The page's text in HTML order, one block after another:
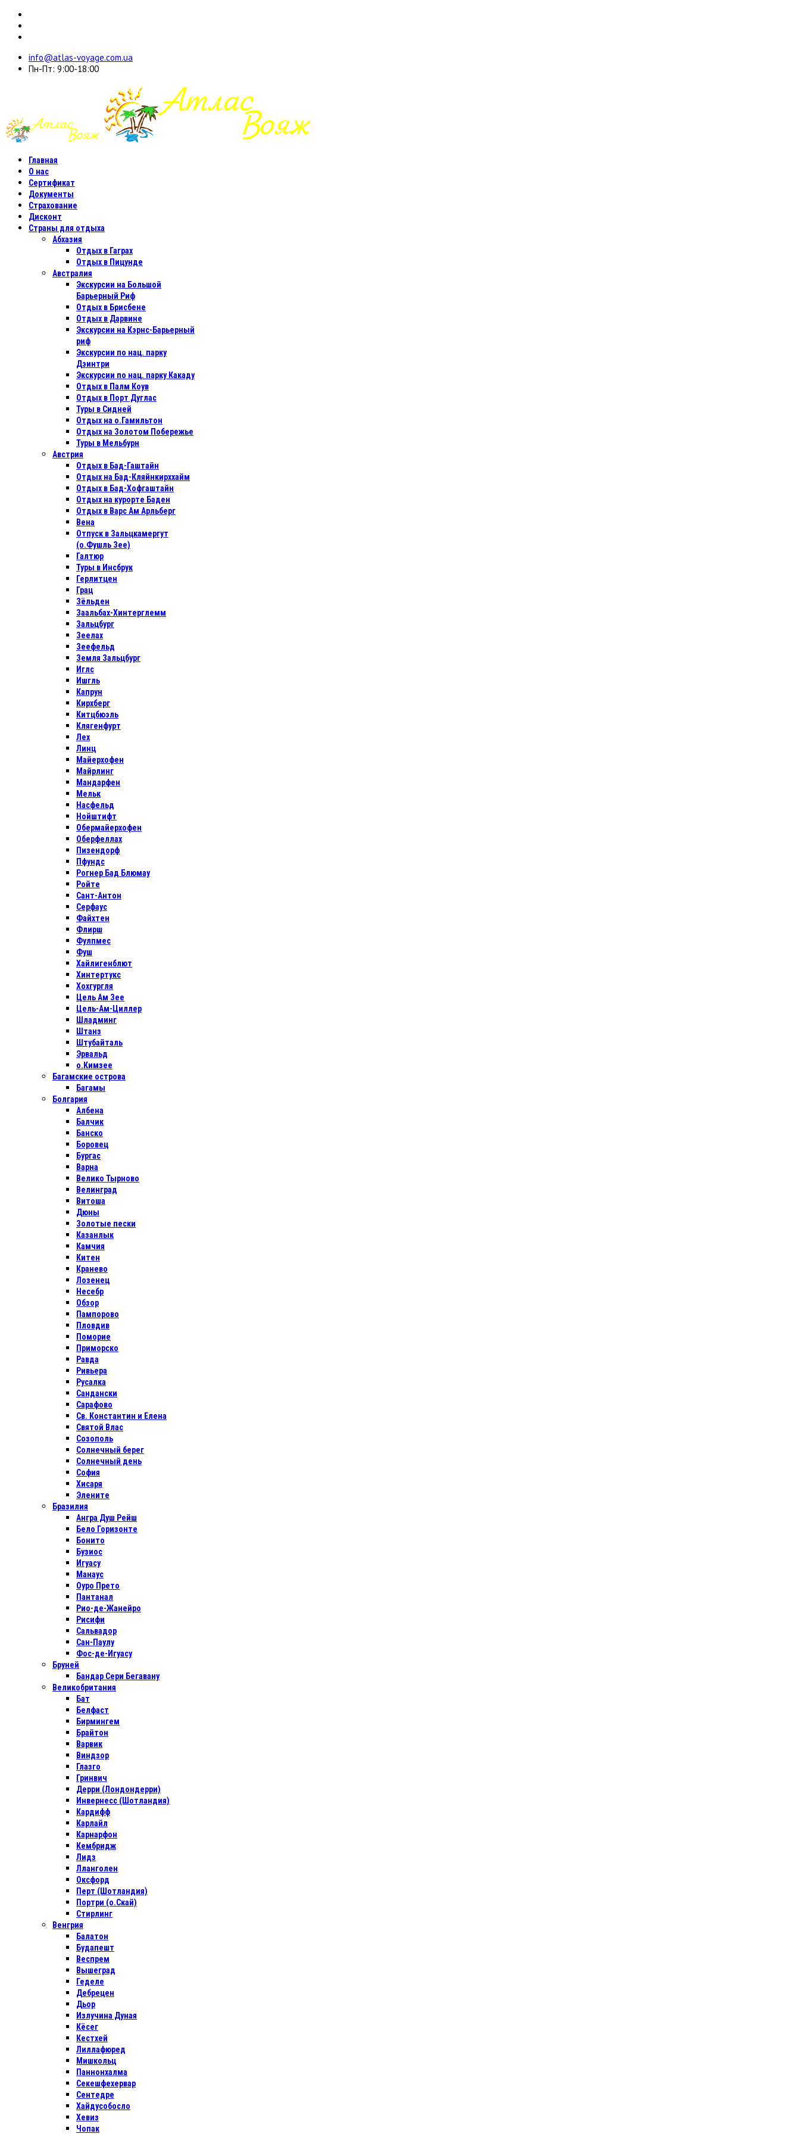
info@atlas-voyage.com.ua
Пн-Пт: 9:00-18:00
Главная
О нас
Сертификат
Документы
Страхование
Дисконт
Страны для отдыха
Абхазия
Отдых в Гаграх
Отдых в Пицунде
Австралия
Экскурсии на Большой
Барьерный Риф
Отдых в Бриcбене
Отдых в Дарвине
Экскурсии на Кэрнс-Барьерный
риф
Экскурсии по нац. парку
Дэинтри
Экскурсии по нац. парку Какаду
Отдых в Палм Коув
Отдых в Порт Дуглас
Туры в Сидней
Отдых на о.Гамильтон
Отдых на Золотом Побережье
Туры в Мельбурн
Австрия
Отдых в Бад-Гаштайн
Отдых на Бад-Кляйнкирххайм
Отдых в Бад-Хофгаштайн
Отдых на курорте Баден
Отдых в Варс Ам Арльберг
Вена
Отпуск в Зальцкамергут
(о.Фушль Зее)
Галтюр
Туры в Инсбрук
Герлитцен
Грац
Зёльден
Заальбах-Хинтерглемм
Зальцбург
Зеелах
Зеефельд
Земля Зальцбург
Иглс
Ишгль
Капрун
Кирхберг
Китцбюэль
Клягенфурт
Лех
Линц
Майерхофен
Майрлинг
Мандарфен
Мельк
Насфельд
Нойштифт
Обермайерхофен
Оберфеллах
Пизендорф
Пфундс
Рогнер Бад Блюмау
Ройте
Сант-Антон
Серфаус
Файхтен
Флирш
Фулпмес
Фуш
Хайлигенблют
Хинтертукс
Хохгургля
Цель Ам Зее
Цель-Ам-Циллер
Шладминг
Штанз
Штубайталь
Эрвальд
о.Кимзее
Багамские острова
Багамы
Болгария
Албена
Балчик
Банско
Боровец
Бургас
Варна
Велико Тырново
Велинград
Витоша
Дюны
Золотые пески
Казанлык
Камчия
Китен
Кранево
Лозенец
Несебр
Обзор
Пампорово
Пловдив
Поморие
Приморско
Равда
Ривьера
Русалка
Сандански
Сарафово
Св. Константин и Елена
Святой Влас
Созополь
Солнечный берег
Солнечный день
София
Хисаря
Элените
Бразилия
Ангра Душ Рейш
Бело Горизонте
Бонито
Бузиос
Игуасу
Манаус
Оуро Прето
Пантанал
Рио-де-Жанейро
Рисифи
Сальвадор
Сан-Паулу
Фос-де-Игуасу
Бруней
Бандар Сери Бегавану
Великобритания
Бат
Белфаст
Бирмингем
Брайтон
Варвик
Виндзор
Глазго
Гринвич
Дерри (Лондондерри)
Инвернесс (Шотландия)
Кардифф
Карлайл
Карнарфон
Кембридж
Лидз
Лланголен
Оксфорд
Перт (Шотландия)
Портри (о.Скай)
Стирлинг
Венгрия
Балатон
Будапешт
Веспрем
Вышеград
Геделе
Дебрецен
Дьор
Излучина Дуная
Кёсег
Кестхей
Лиллафюред
Мишкольц
Паннонхалма
Секешфехервар
Сентедре
Хайдусобосло
Хевиз
Чопак